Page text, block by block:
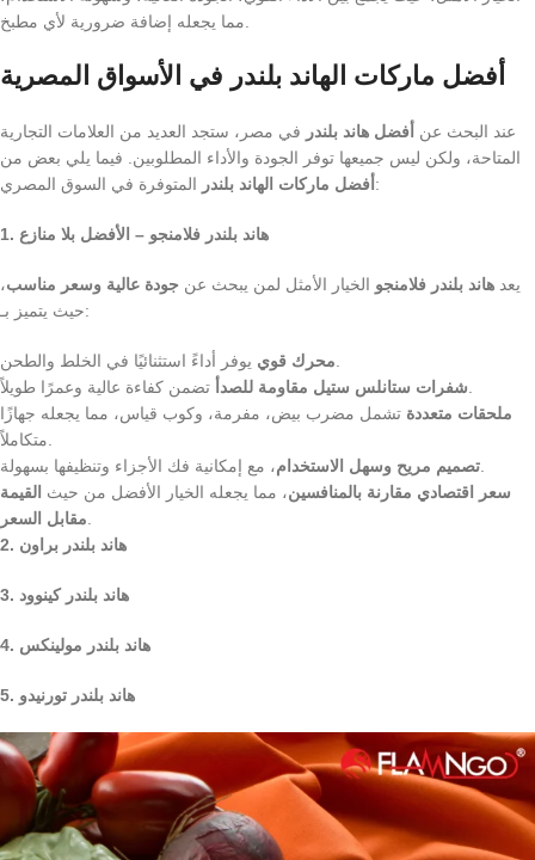
مما يجعله إضافة ضرورية لأي مطبخ.
أفضل ماركات الهاند بلندر في الأسواق المصرية
عند البحث عن أفضل هاند بلندر في مصر، ستجد العديد من العلامات التجارية
المتاحة، ولكن ليس جميعها توفر الجودة والأداء المطلوبين. فيما يلي بعض من
أفضل ماركات الهاند بلندر المتوفرة في السوق المصري:
1. هاند بلندر فلامنجو – الأفضل بلا منازع
يعد هاند بلندر فلامنجو الخيار الأمثل لمن يبحث عن جودة عالية وسعر مناسب،
حيث يتميز بـ:
محرك قوييوفر أداءً استثنائيًا في الخلط والطحن.
شفرات ستانلس ستيل مقاومة للصدأتضمن كفاءة عالية وعمرًا طويلاً.
ملحقات متعددة تشمل مضرب بيض، مفرمة، وكوب قياس، مما يجعله جهازًا
متكاملاً.
تصميم مريح وسهل الاستخدام، مع إمكانية فك الأجزاء وتنظيفها بسهولة.
سعر اقتصادي مقارنة بالمنافسين، مما يجعله الخيار الأفضل من حيث القيمة
مقابل السعر.
2. هاند بلندر براون
3. هاند بلندر كينوود
4. هاند بلندر مولينكس
5. هاند بلندر تورنيدو